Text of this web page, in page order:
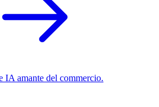
IA amante del commercio.